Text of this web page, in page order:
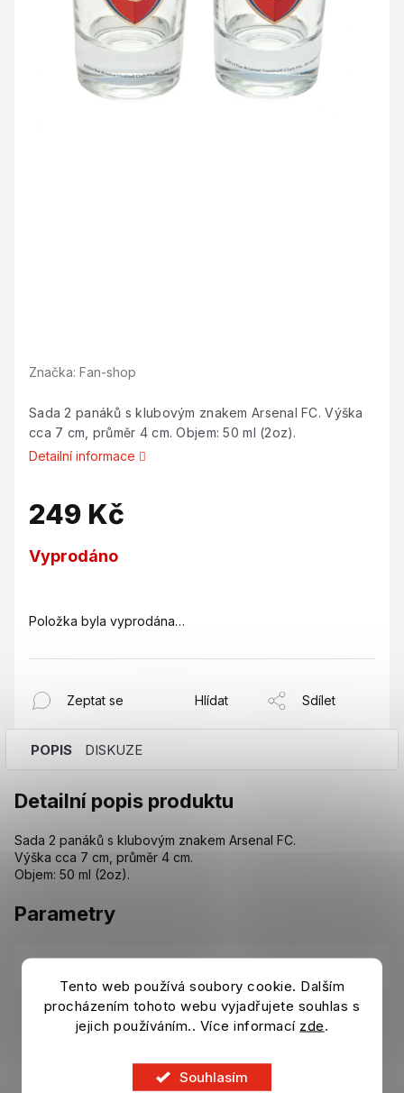
Tento web používá soubory cookie. Dalším
procházením tohoto webu vyjadřujete souhlas s
jejich používáním.. Více informací zde.
Souhlasím
Značka: Fan-shop
Sada 2 panáků s klubovým znakem Arsenal FC. Výška
cca 7 cm, průměr 4 cm. Objem: 50 ml (2oz).
Detailní informace
249 Kč
cena:
Vyprodáno
Položka byla vyprodána…
Zeptat se Hlídat Sdílet
POPIS DISKUZE
Detailní popis produktu
Sada 2 panáků s klubovým znakem Arsenal FC.
Výška cca 7 cm, průměr 4 cm.
Objem: 50 ml (2oz).
Parametry
EAN: 5015860174131